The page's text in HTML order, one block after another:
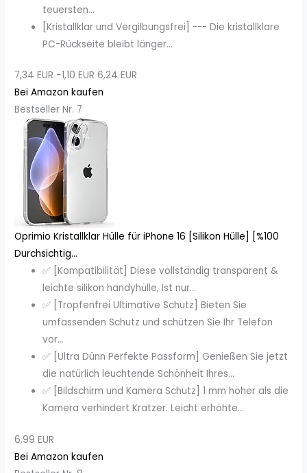
teuersten...
[Kristallklar und Vergilbungsfrei] --- Die kristallklare
PC-Rückseite bleibt länger...
7,34 EUR −1,10 EUR 6,24 EUR
Bei Amazon kaufen
Bestseller Nr. 7
Oprimio Kristallklar Hülle für iPhone 16 [Silikon Hülle] [%100
Durchsichtig...
✅ [Kompatibilität] Diese vollständig transparent &
leichte silikon handyhülle, Ist nur...
✅ [Tropfenfrei Ultimative Schutz] Bieten Sie
umfassenden Schutz und schützen Sie Ihr Telefon
vor...
✅ [Ultra Dünn Perfekte Passform] Genießen Sie jetzt
die natürlich leuchtende Schönheit Ihres...
✅ [Bildschirm und Kamera Schutz] 1 mm höher als die
Kamera verhindert Kratzer. Leicht erhöhte...
6,99 EUR
Bei Amazon kaufen